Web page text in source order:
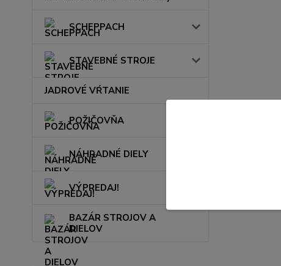
SCHEPPACH
STAVEBNÉ STROJE
JADROVÉ VŔTANIE
POŽIČOVŇA
NÁHRADNÉ DIELY
VÝPREDAJ!
BAZÁR STROJOV A
DIELOV